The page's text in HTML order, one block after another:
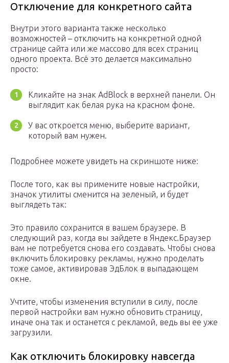
Отключение для конкретного сайта
Внутри этого варианта также несколько
возможностей – отключить на конкретной одной
странице сайта или же массово для всех страниц
одного проекта. Всё это делается максимально
просто:
Кликайте на знак AdBlock в верхней панели. Он
выглядит как белая рука на красном фоне.
У вас откроется меню, выберите вариант,
который вам нужен.
Подробнее можете увидеть на скриншоте ниже:
После того, как вы примените новые настройки,
значок утилиты сменится на зеленый, и будет
выглядеть так:
Это правило сохранится в вашем браузере. В
следующий раз, когда вы зайдете в Яндекс.Браузер
вам не потребуется снова его создавать. Чтобы снова
включить блокировку рекламы, нужно проделать
тоже самое, активировав ЭдБлок в выпадающем
окне.
Учтите, чтобы изменения вступили в силу, после
первой настройки вам нужно обновить страницу,
иначе она так и останется с рекламой, ведь вы ее уже
загрузили.
Как отключить блокировку навсегда